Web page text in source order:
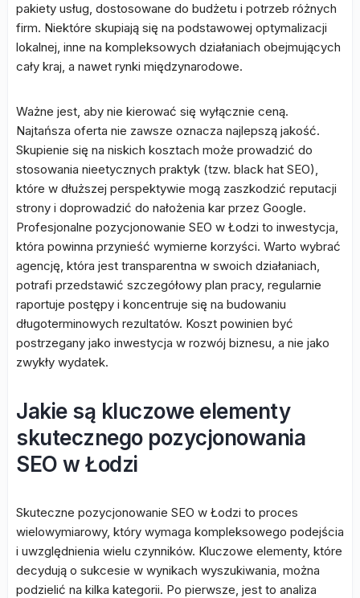
pakiety usług, dostosowane do budżetu i potrzeb różnych
firm. Niektóre skupiają się na podstawowej optymalizacji
lokalnej, inne na kompleksowych działaniach obejmujących
cały kraj, a nawet rynki międzynarodowe.
Ważne jest, aby nie kierować się wyłącznie ceną.
Najtańsza oferta nie zawsze oznacza najlepszą jakość.
Skupienie się na niskich kosztach może prowadzić do
stosowania nieetycznych praktyk (tzw. black hat SEO),
które w dłuższej perspektywie mogą zaszkodzić reputacji
strony i doprowadzić do nałożenia kar przez Google.
Profesjonalne pozycjonowanie SEO w Łodzi to inwestycja,
która powinna przynieść wymierne korzyści. Warto wybrać
agencję, która jest transparentna w swoich działaniach,
potrafi przedstawić szczegółowy plan pracy, regularnie
raportuje postępy i koncentruje się na budowaniu
długoterminowych rezultatów. Koszt powinien być
postrzegany jako inwestycja w rozwój biznesu, a nie jako
zwykły wydatek.
Jakie są kluczowe elementy
skutecznego pozycjonowania
SEO w Łodzi
Skuteczne pozycjonowanie SEO w Łodzi to proces
wielowymiarowy, który wymaga kompleksowego podejścia
i uwzględnienia wielu czynników. Kluczowe elementy, które
decydują o sukcesie w wynikach wyszukiwania, można
podzielić na kilka kategorii. Po pierwsze, jest to analiza